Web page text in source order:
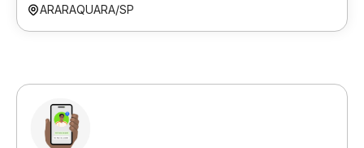
ARARAQUARA/SP